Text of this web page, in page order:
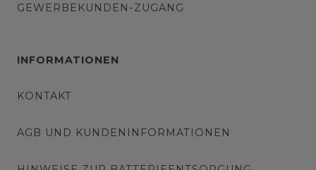
GEWERBEKUNDEN-ZUGANG
INFORMATIONEN
KONTAKT
AGB UND KUNDENINFORMATIONEN